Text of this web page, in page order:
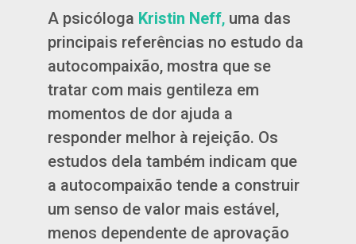
A psicóloga Kristin Neff, uma das
principais referências no estudo da
autocompaixão, mostra que se
tratar com mais gentileza em
momentos de dor ajuda a
responder melhor à rejeição. Os
estudos dela também indicam que
a autocompaixão tende a construir
um senso de valor mais estável,
menos dependente de aprovação